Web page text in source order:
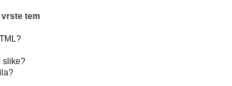
tem
slike?